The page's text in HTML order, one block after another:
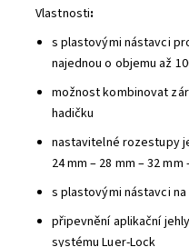
Vlastnosti:
s plastovými nástavci
najednou o objemu až
možnost kombinovat
hadičku
nastavitelné rozestupy
24 mm – 28 mm – 32 mm
s plastovými nástavci
připevnění aplikační
systému Luer-Lock